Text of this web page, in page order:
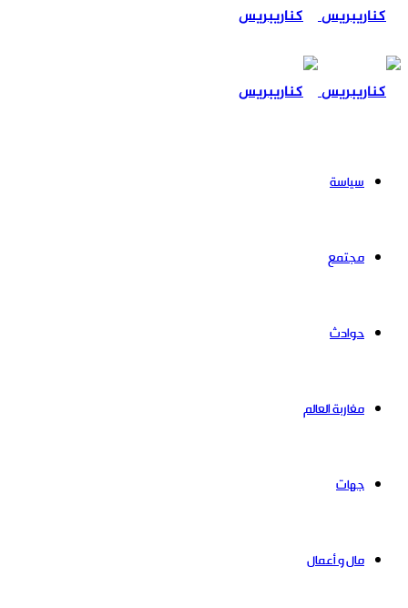
سياسة
مجتمع
حوادث
مغاربة العالم
جهات
مال و أعمال